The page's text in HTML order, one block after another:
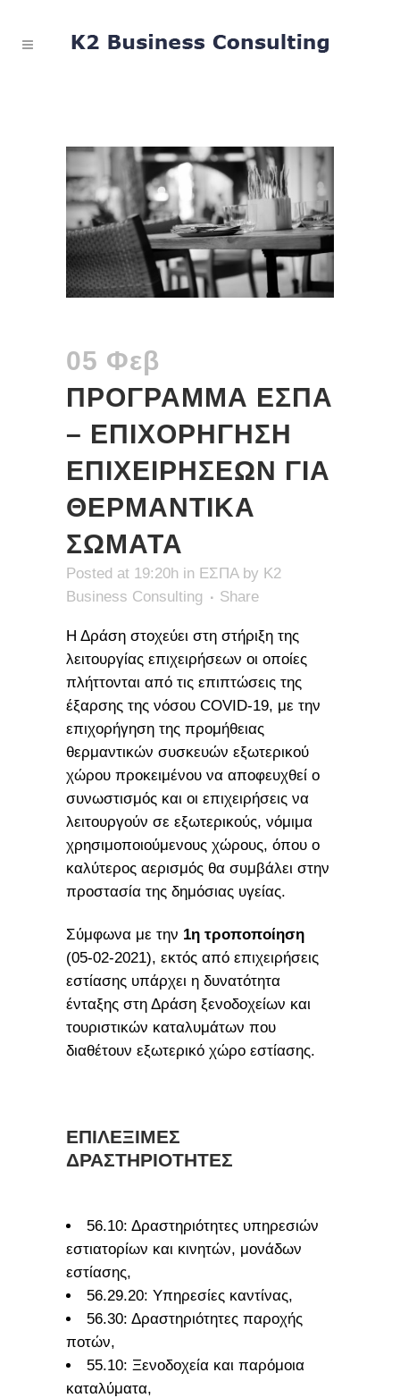
05 Φεβ
ΠΡΟΓΡΑΜΜΑ ΕΣΠΑ
– ΕΠΙΧΟΡΗΓΗΣΗ
ΕΠΙΧΕΙΡΗΣΕΩΝ ΓΙΑ
ΘΕΡΜΑΝΤΙΚΑ
ΣΩΜΑΤΑ
Posted at 19:20h in ΕΣΠΑ by K2
Business Consulting
Share
Η Δράση στοχεύει στη στήριξη της
λειτουργίας επιχειρήσεων οι οποίες
πλήττονται από τις επιπτώσεις της
έξαρσης της νόσου COVID-19, με την
επιχορήγηση της προμήθειας
θερμαντικών συσκευών εξωτερικού
χώρου προκειμένου να αποφευχθεί ο
συνωστισμός και οι επιχειρήσεις να
λειτουργούν σε εξωτερικούς, νόμιμα
χρησιμοποιούμενους χώρους, όπου ο
καλύτερος αερισμός θα συμβάλει στην
προστασία της δημόσιας υγείας.
Σύμφωνα με την 1η τροποποίηση
(05-02-2021), εκτός από επιχειρήσεις
εστίασης υπάρχει η δυνατότητα
ένταξης στη Δράση ξενοδοχείων και
τουριστικών καταλυμάτων που
διαθέτουν εξωτερικό χώρο εστίασης.
ΕΠΙΛΕΞΙΜΕΣ
ΔΡΑΣΤΗΡΙΟΤΗΤΕΣ
56.10: Δραστηριότητες υπηρεσιών
εστιατορίων και κινητών, μονάδων
εστίασης,
56.29.20: Υπηρεσίες καντίνας,
56.30: Δραστηριότητες παροχής
ποτών,
55.10: Ξενοδοχεία και παρόμοια
καταλύματα,